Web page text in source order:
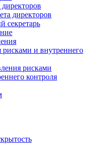
директоров
секретарь
и внутреннего
рисками
контроля